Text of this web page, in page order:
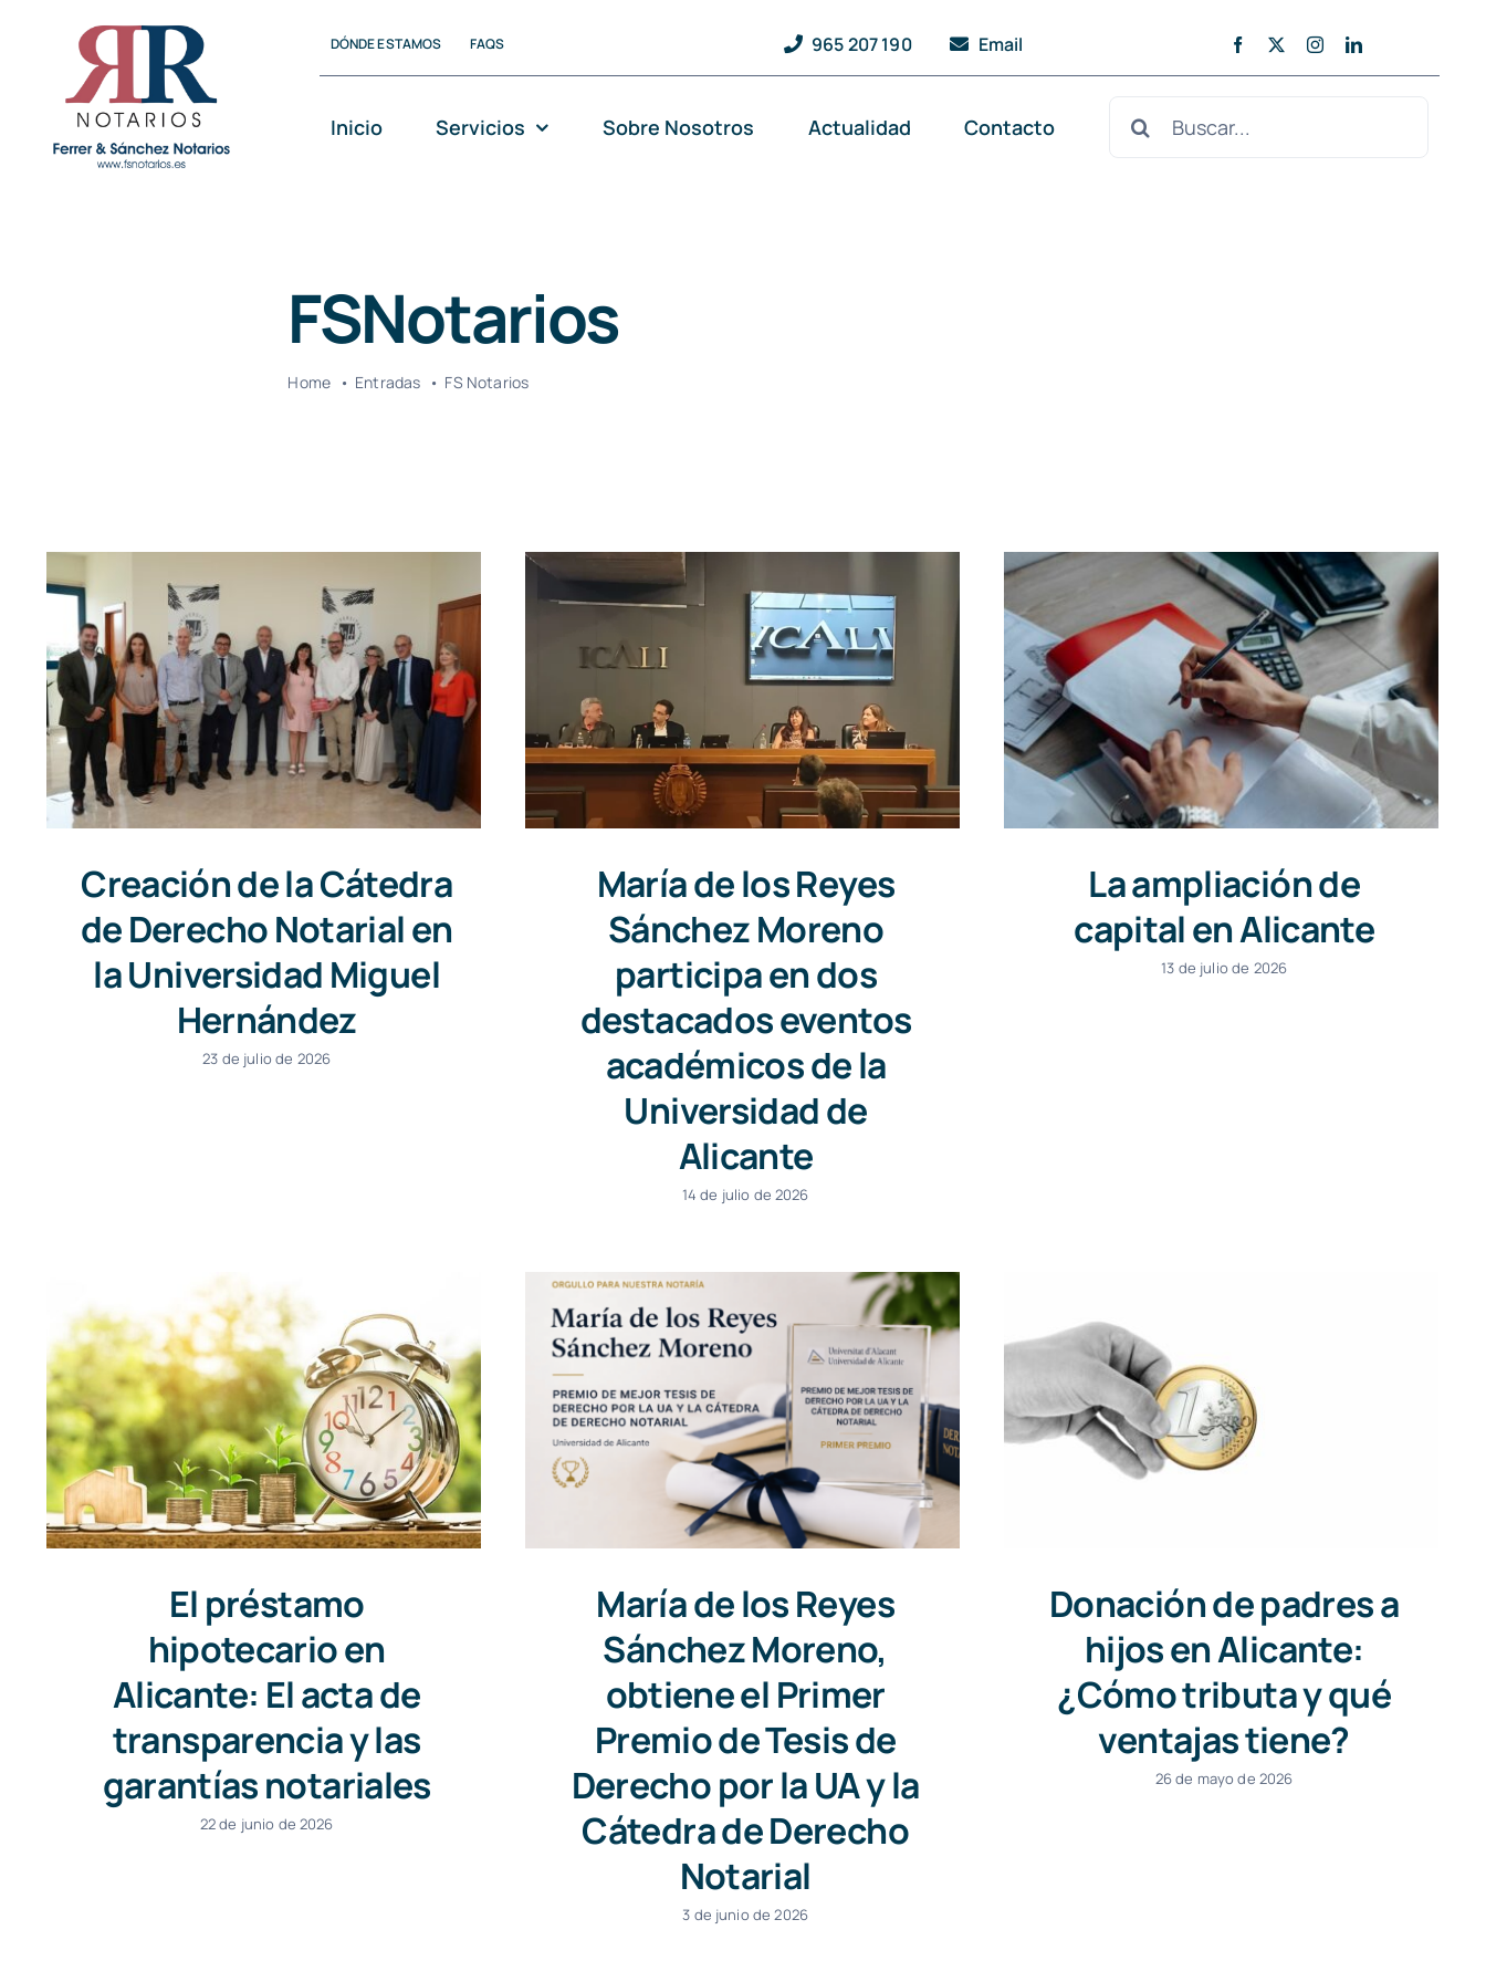
contenido
DÓNDE ESTAMOS FAQS 965 207 190 Email
Inicio Servicios Sobre Nosotros Actualidad Contacto
Buscar:
FSNotarios
Home Entradas FS Notarios
Creación de la Cátedra
de Derecho Notarial en
la Universidad Miguel
Hernández
23 de julio de 2026
María de los Reyes
Sánchez Moreno
participa en dos
destacados eventos
académicos de la
Universidad de
Alicante
14 de julio de 2026
La ampliación de
capital en Alicante
13 de julio de 2026
El préstamo
hipotecario en
Alicante: El acta de
transparencia y las
garantías notariales
22 de junio de 2026
María de los Reyes
Sánchez Moreno,
obtiene el Primer
Premio de Tesis de
Derecho por la UA y la
Cátedra de Derecho
Notarial
3 de junio de 2026
Donación de padres a
hijos en Alicante:
¿Cómo tributa y qué
ventajas tiene?
26 de mayo de 2026